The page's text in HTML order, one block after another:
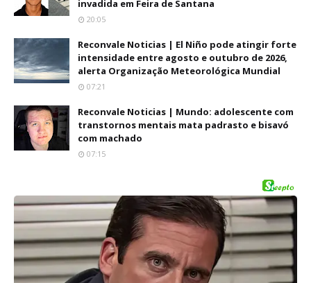
invadida em Feira de Santana
20:05
Reconvale Noticias | El Niño pode atingir forte
intensidade entre agosto e outubro de 2026,
alerta Organização Meteorológica Mundial
07:21
Reconvale Noticias | Mundo: adolescente com
transtornos mentais mata padrasto e bisavó
com machado
07:15